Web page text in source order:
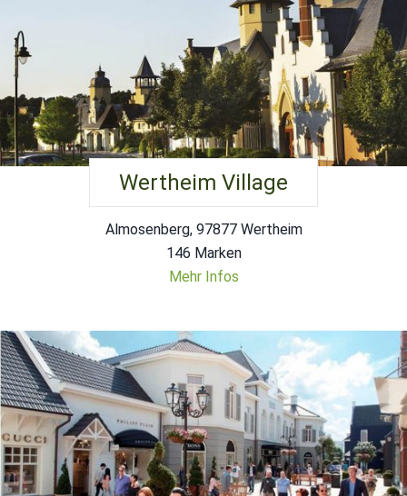
Wertheim Village
Almosenberg, 97877 Wertheim
146 Marken
Mehr Infos